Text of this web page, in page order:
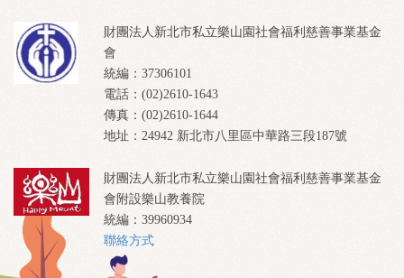
財團法人新北市私立樂山園社會福利慈善事業基金
會
統編：37306101
電話：(02)2610-1643
傳真：(02)2610-1644
地址：24942 新北市八里區中華路三段187號
財團法人新北市私立樂山園社會福利慈善事業基金
會附設樂山教養院
統編：39960934
聯絡方式